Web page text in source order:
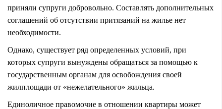
приняли супруги добровольно. Составлять дополнительных
соглашений об отсутствии притязаний на жилье нет
необходимости.
Однако, существует ряд определенных условий, при
которых супруги вынуждены обращаться за помощью к
государственным органам для освобождения своей
жилплощади от «нежелательного» жильца.
Единоличное правомочие в отношении квартиры может